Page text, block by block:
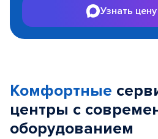
Узнать
Комфортные
центры с
оборудованием